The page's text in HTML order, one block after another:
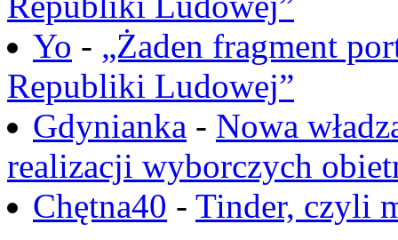
Yo - „Żaden fragment
Republiki Ludowej”
Gdynianka - Nowa
realizacji wyborczych
Chętna40 - Tinder, czyli